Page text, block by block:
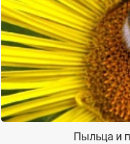
Пыльца и